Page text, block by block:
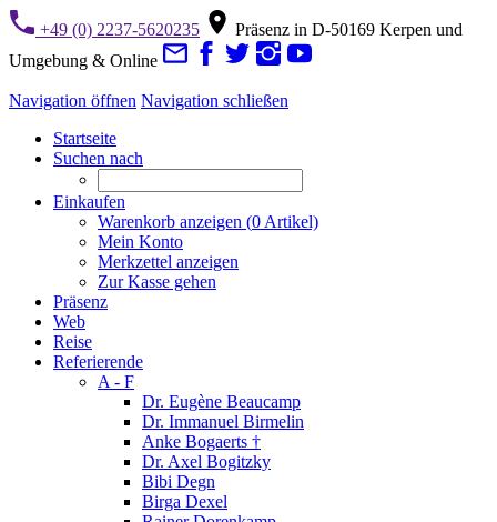
+49 (0) 2237-5620235
Präsenz in D-50169 Kerpen und
Umgebung & Online
Navigation öffnen Navigation schließen
Startseite
Suchen nach
Einkaufen
Warenkorb anzeigen (0 Artikel)
Mein Konto
Merkzettel anzeigen
Zur Kasse gehen
Präsenz
Web
Reise
Referierende
A - F
Dr. Eugène Beaucamp
Dr. Immanuel Birmelin
Anke Bogaerts †
Dr. Axel Bogitzky
Bibi Degn
Birga Dexel